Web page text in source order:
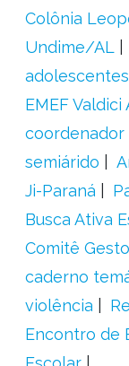
Colônia
Undime/AL
adolescentes
EMEF Valdici
semiárido
Ji-Paraná
Busca Ativa
Comitê
caderno
violência
Encontro de